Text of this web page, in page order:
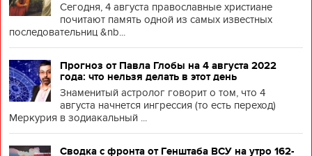
Сегодня, 4 августа православные христиане
почитают память одной из самых известных
последовательниц &nb...
Прогноз от Павла Глобы на 4 августа 2022
года: что нельзя делать в этот день
Знаменитый астролог говорит о том, что 4
августа начнется ингрессия (то есть переход)
Меркурия в зодиакальный ...
Сводка с фронта от Генштаба ВСУ на утро 162-